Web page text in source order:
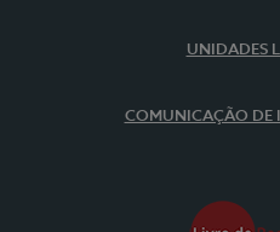
UNIDADES
COMUNICAÇÃO DE